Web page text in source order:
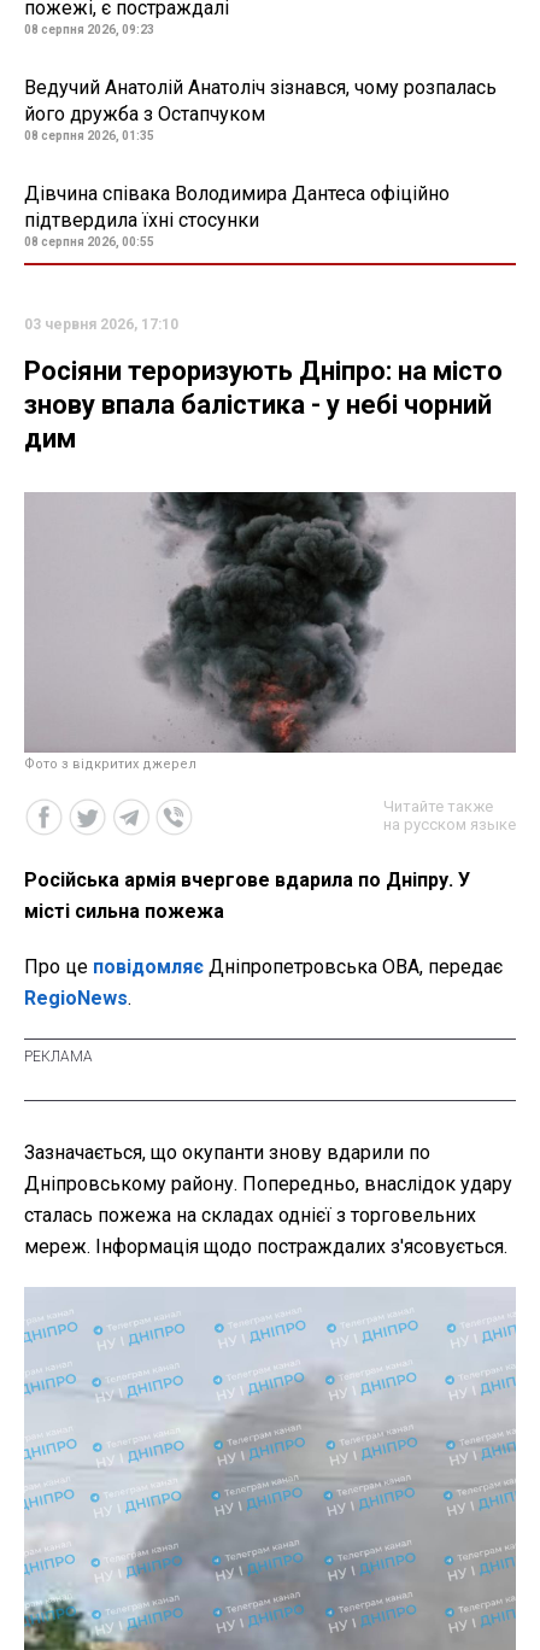
пожежі, є постраждалі
08 серпня 2026, 09:23
Ведучий Анатолій Анатоліч зізнався, чому розпалась
його дружба з Остапчуком
08 серпня 2026, 01:35
Дівчина співака Володимира Дантеса офіційно
підтвердила їхні стосунки
08 серпня 2026, 00:55
03 червня 2026, 17:10
Росіяни тероризують Дніпро: на місто
знову впала балістика - у небі чорний
дим
Фото з відкритих джерел
Читайте также
на русском языке
Російська армія вчергове вдарила по Дніпру. У
місті сильна пожежа
Про це повідомляє Дніпропетровська ОВА, передає
RegioNews.
Зазначається, що окупанти знову вдарили по
Дніпровському району. Попередньо, внаслідок удару
сталась пожежа на складах однієї з торговельних
мереж. Інформація щодо постраждалих з'ясовується.